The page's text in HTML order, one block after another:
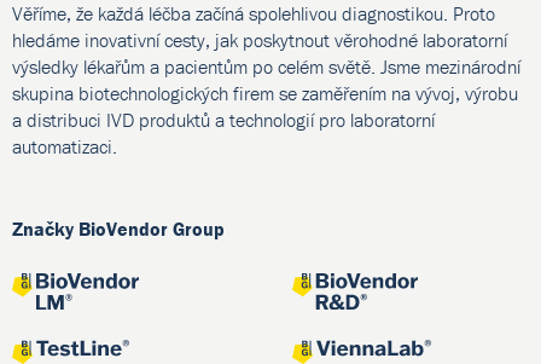
Věříme, že každá léčba začíná spolehlivou diagnostikou. Proto
hledáme inovativní cesty, jak poskytnout věrohodné laboratorní
výsledky lékařům a pacientům po celém světě. Jsme mezinárodní
skupina biotechnologických firem se zaměřením na vývoj, výrobu
a distribuci IVD produktů a technologií pro laboratorní
automatizaci.
Značky BioVendor Group